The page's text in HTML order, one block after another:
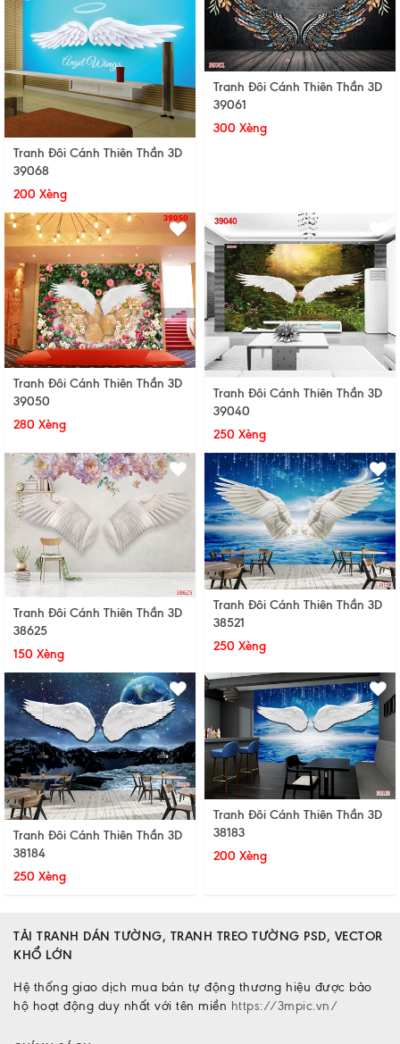
Tranh Đôi Cánh Thiên Thần 3D
39068
200 Xèng
Tranh Đôi Cánh Thiên Thần 3D
39061
300 Xèng
Tranh Đôi Cánh Thiên Thần 3D
39050
280 Xèng
Tranh Đôi Cánh Thiên Thần 3D
39040
250 Xèng
Tranh Đôi Cánh Thiên Thần 3D
38625
150 Xèng
Tranh Đôi Cánh Thiên Thần 3D
38521
250 Xèng
Tranh Đôi Cánh Thiên Thần 3D
38184
250 Xèng
Tranh Đôi Cánh Thiên Thần 3D
38183
200 Xèng
TẢI TRANH DÁN TƯỜNG, TRANH TREO TƯỜNG PSD, VECTOR
KHỔ LỚN
Hệ thống giao dịch mua bán tự động thương hiệu được bảo
hộ hoạt động duy nhất với tên miền https://3mpic.vn/